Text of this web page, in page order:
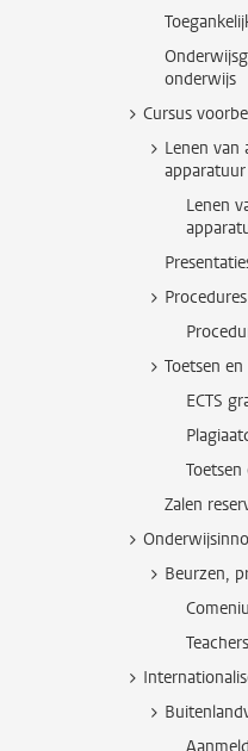
onderwijs
Cursus
Lenen van
apparatuur
Lenen
Toetsen
ECTS
Zalen
Beurzen,